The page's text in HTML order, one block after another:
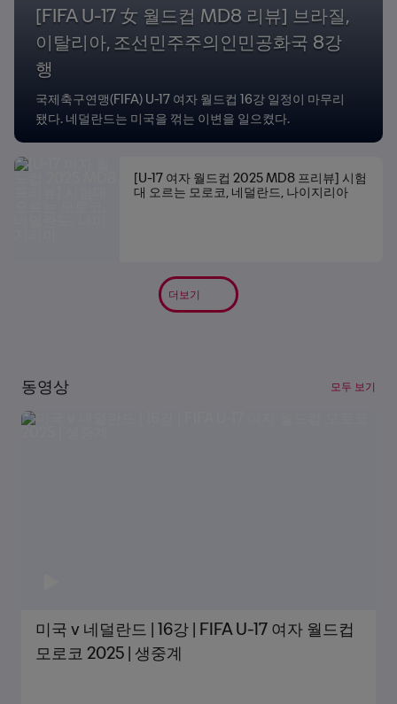
[FIFA U-17 女 월드컵 MD8 리뷰] 브라질,
이탈리아, 조선민주주의인민공화국 8강
행
국제축구연맹(FIFA) U-17 여자 월드컵 16강 일정이 마무리
됐다. 네덜란드는 미국을 꺾는 이변을 일으켰다.
[U-17 여자 월드컵 2025 MD8 프리뷰] 시험
대 오르는 모로코, 네덜란드, 나이지리아
더보기
동영상 모두 보기
미국 v 네덜란드 | 16강 | FIFA U-17 여자 월드컵
모로코 2025 | 생중계